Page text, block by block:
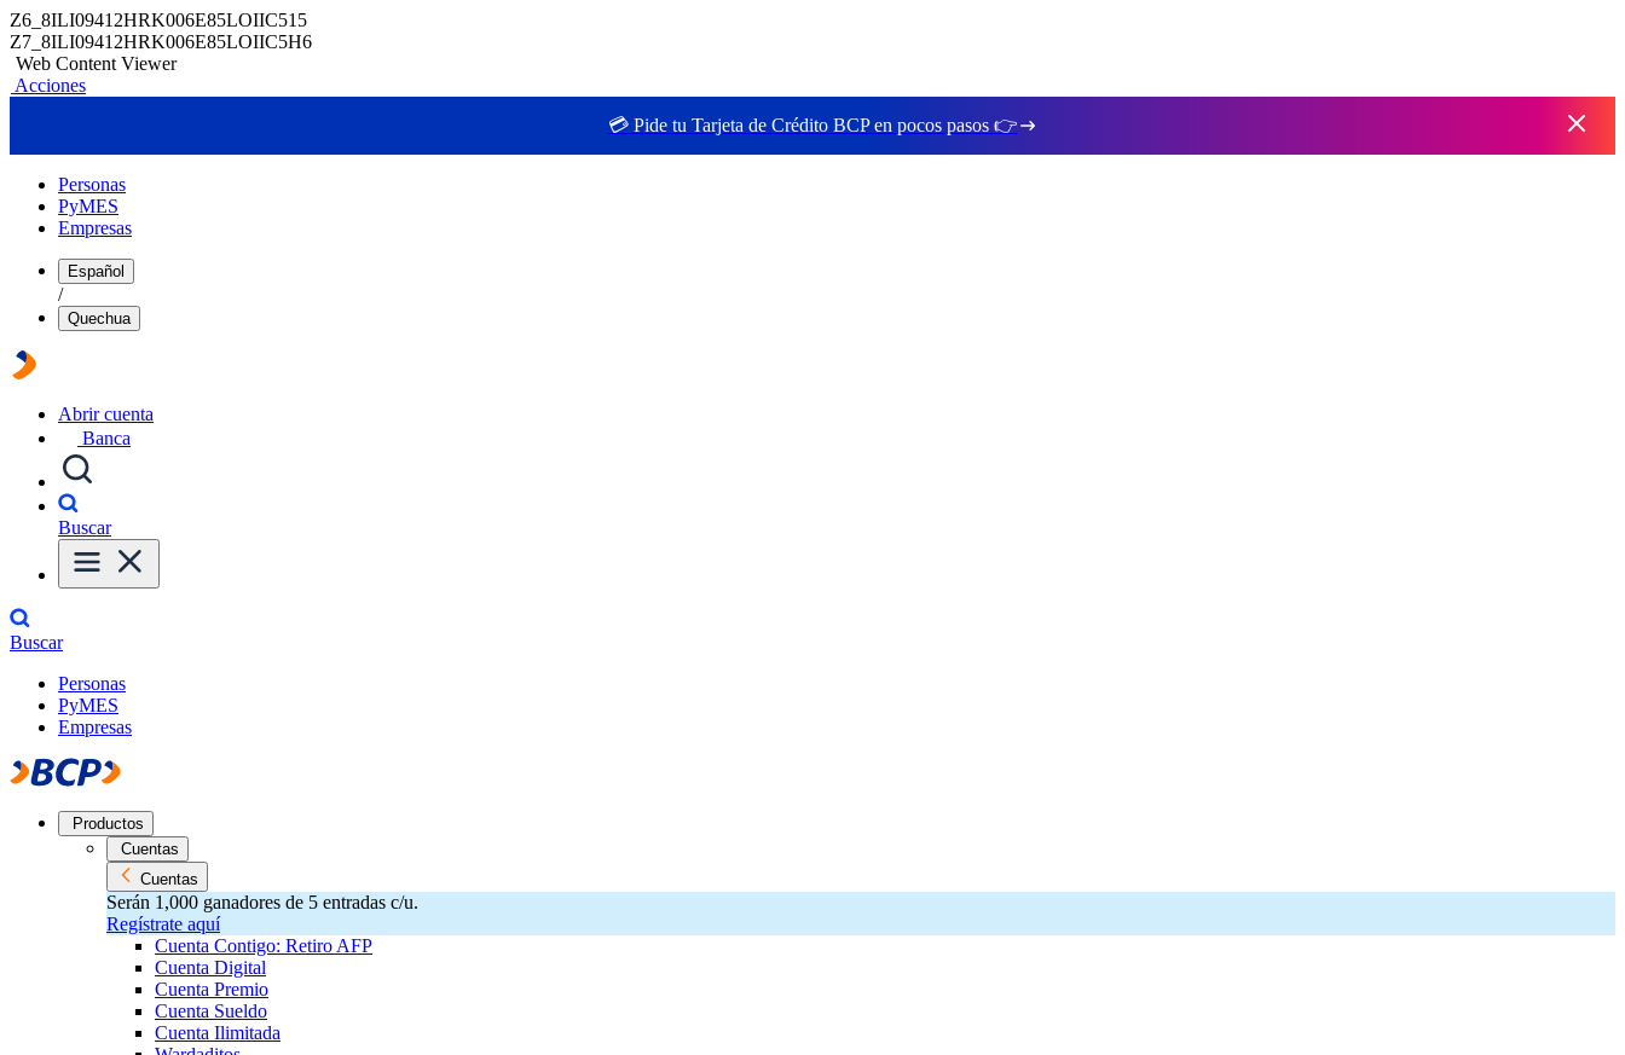
Z6_8ILI09412HRK006E85LOIIC515
Z7_8ILI09412HRK006E85LOIIC5H6
Web Content Viewer
Acciones
💳 Pide tu Tarjeta de Crédito BCP en pocos pasos 👉
Personas
PyMES
Empresas
Español
/
Quechua
Abrir cuenta
Banca
Buscar
Buscar
Personas
PyMES
Empresas
Productos
Cuentas
Cuentas
Serán 1,000 ganadores de 5 entradas c/u.
Regístrate aquí
Cuenta Contigo: Retiro AFP
Cuenta Digital
Cuenta Premio
Cuenta Sueldo
Cuenta Ilimitada